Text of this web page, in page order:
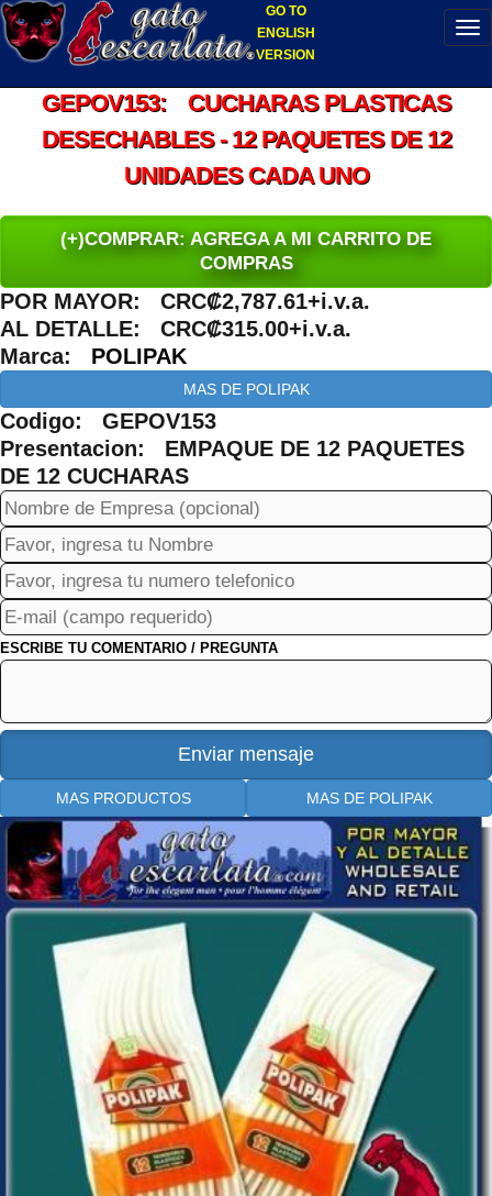
GO TO
ENGLISH
VERSION
GEPOV153: CUCHARAS PLASTICAS
DESECHABLES - 12 PAQUETES DE 12
UNIDADES CADA UNO
(+)COMPRAR: AGREGA A MI CARRITO DE
COMPRAS
POR MAYOR: CRC₡2,787.61+i.v.a.
AL DETALLE: CRC₡315.00+i.v.a.
Marca: POLIPAK
MAS DE POLIPAK
Codigo: GEPOV153
Presentacion: EMPAQUE DE 12 PAQUETES
DE 12 CUCHARAS
ESCRIBE TU COMENTARIO / PREGUNTA
MAS PRODUCTOS MAS DE POLIPAK